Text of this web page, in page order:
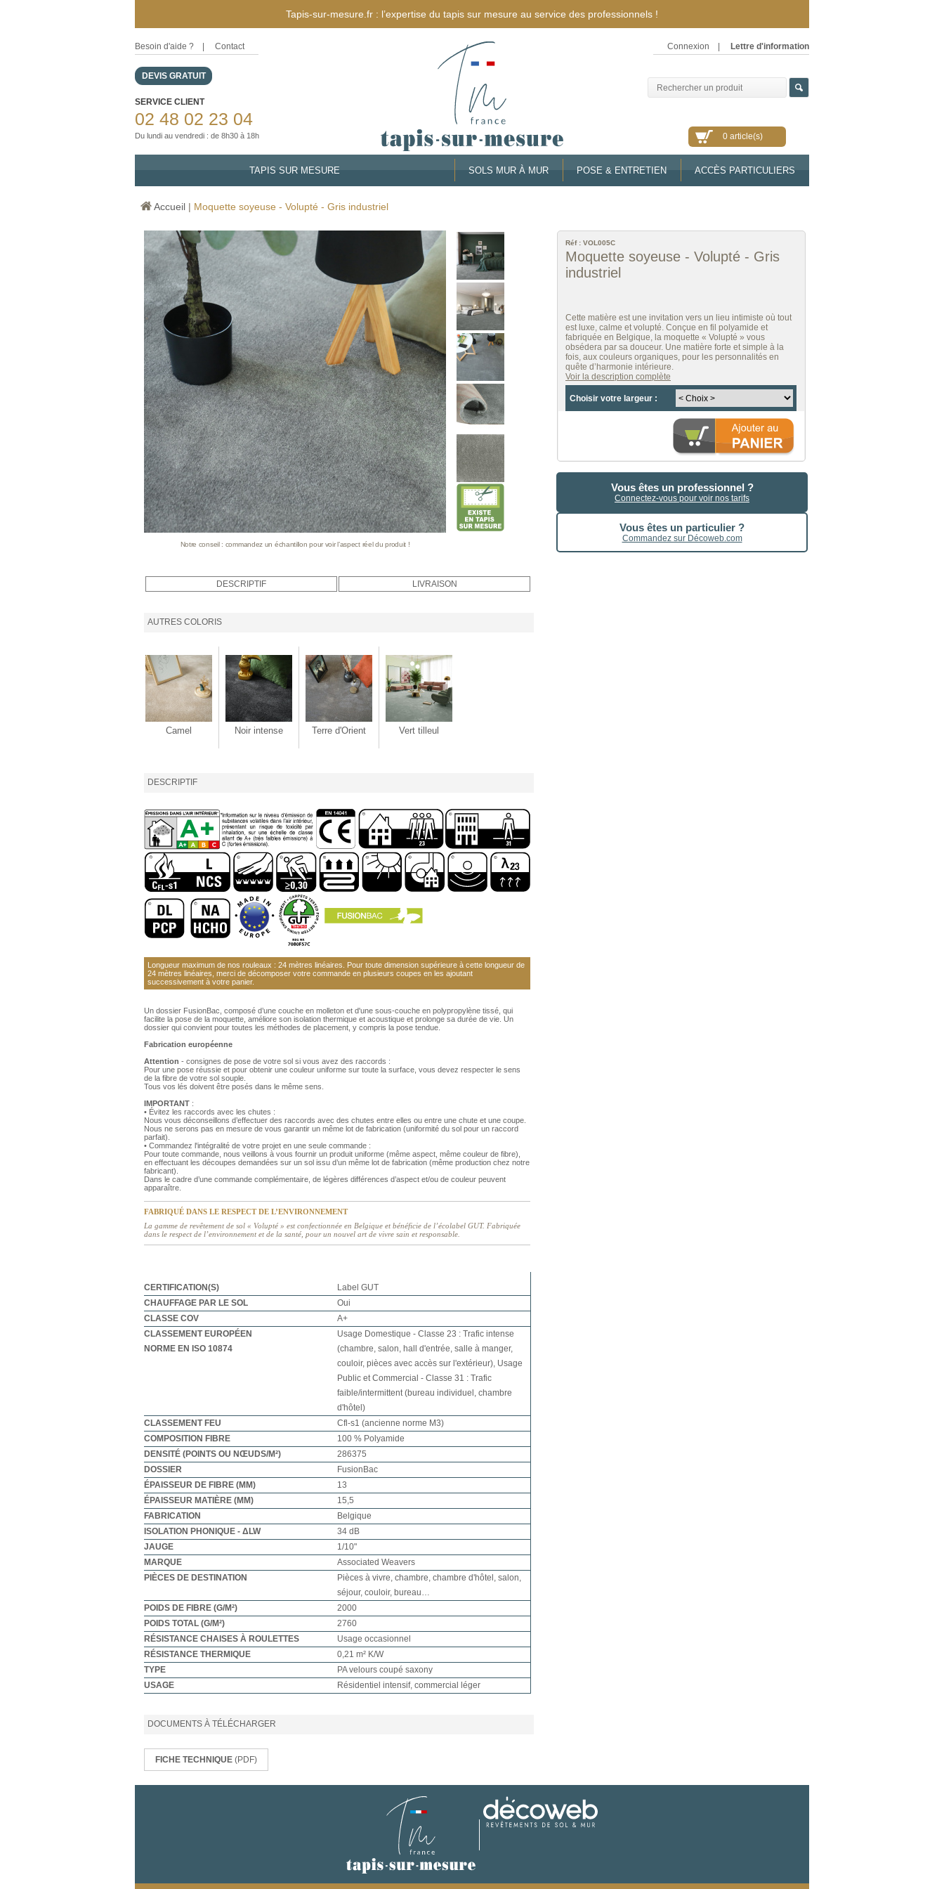
Tapis-sur-mesure.fr : l’expertise du tapis sur mesure au service des professionnels !
Besoin d'aide ? Contact
DEVIS GRATUIT
Connexion Lettre d'information
SERVICE CLIENT
02 48 02 23 04
Du lundi au vendredi : de 8h30 à 18h 0 article(s)
TAPIS SUR MESURE SOLS MUR À MUR POSE & ENTRETIEN ACCÈS PARTICULIERS
Accueil | Moquette soyeuse - Volupté - Gris industriel
Réf : VOL005C
Moquette soyeuse - Volupté - Gris
industriel
Cette matière est une invitation vers un lieu intimiste où tout
est luxe, calme et volupté. Conçue en fil polyamide et
fabriquée en Belgique, la moquette « Volupté » vous
obsédera par sa douceur. Une matière forte et simple à la
fois, aux couleurs organiques, pour les personnalités en
quête d’harmonie intérieure.
Voir la description complète
Choisir votre largeur :
Vous êtes un professionnel ?
Connectez-vous pour voir nos tarifs
Vous êtes un particulier ?
Commandez sur Décoweb.com
Notre conseil : commandez un échantillon pour voir l’aspect réel du produit !
DESCRIPTIF LIVRAISON
AUTRES COLORIS
Camel Noir intense Terre d'Orient Vert tilleul
DESCRIPTIF
Longueur maximum de nos rouleaux : 24 mètres linéaires. Pour toute dimension supérieure à cette longueur de
24 mètres linéaires, merci de décomposer votre commande en plusieurs coupes en les ajoutant
successivement à votre panier.
Un dossier FusionBac, composé d’une couche en molleton et d'une sous-couche en polypropylène tissé, qui
facilite la pose de la moquette, améliore son isolation thermique et acoustique et prolonge sa durée de vie. Un
dossier qui convient pour toutes les méthodes de placement, y compris la pose tendue.
Fabrication européenne
Attention - consignes de pose de votre sol si vous avez des raccords :
Pour une pose réussie et pour obtenir une couleur uniforme sur toute la surface, vous devez respecter le sens
de la fibre de votre sol souple.
Tous vos lés doivent être posés dans le même sens.
IMPORTANT :
• Évitez les raccords avec les chutes :
Nous vous déconseillons d’effectuer des raccords avec des chutes entre elles ou entre une chute et une coupe.
Nous ne serons pas en mesure de vous garantir un même lot de fabrication (uniformité du sol pour un raccord
parfait).
• Commandez l'intégralité de votre projet en une seule commande :
Pour toute commande, nous veillons à vous fournir un produit uniforme (même aspect, même couleur de fibre),
en effectuant les découpes demandées sur un sol issu d’un même lot de fabrication (même production chez notre
fabricant).
Dans le cadre d’une commande complémentaire, de légères différences d’aspect et/ou de couleur peuvent
apparaître.
FABRIQUÉ DANS LE RESPECT DE L’ENVIRONNEMENT
La gamme de revêtement de sol « Volupté » est confectionnée en Belgique et bénéficie de l’écolabel GUT. Fabriquée
dans le respect de l’environnement et de la santé, pour un nouvel art de vivre sain et responsable.
CERTIFICATION(S)
Label GUT
CHAUFFAGE PAR LE SOL
Oui
CLASSE COV
A+
CLASSEMENT EUROPÉEN
NORME EN ISO 10874
Usage Domestique - Classe 23 : Trafic intense
(chambre, salon, hall d'entrée, salle à manger,
couloir, pièces avec accès sur l'extérieur), Usage
Public et Commercial - Classe 31 : Trafic
faible/intermittent (bureau individuel, chambre
d'hôtel)
CLASSEMENT FEU
Cfl-s1 (ancienne norme M3)
COMPOSITION FIBRE
100 % Polyamide
DENSITÉ (POINTS OU NŒUDS/M²)
286375
DOSSIER
FusionBac
ÉPAISSEUR DE FIBRE (MM)
13
ÉPAISSEUR MATIÈRE (MM)
15,5
FABRICATION
Belgique
ISOLATION PHONIQUE - ΔLW
34 dB
JAUGE
1/10"
MARQUE
Associated Weavers
PIÈCES DE DESTINATION
Pièces à vivre, chambre, chambre d'hôtel, salon,
séjour, couloir, bureau…
POIDS DE FIBRE (G/M²)
2000
POIDS TOTAL (G/M²)
2760
RÉSISTANCE CHAISES À ROULETTES
Usage occasionnel
RÉSISTANCE THERMIQUE
0,21 m² K/W
TYPE
PA velours coupé saxony
USAGE
Résidentiel intensif, commercial léger
DOCUMENTS À TÉLÉCHARGER
FICHE TECHNIQUE (PDF)